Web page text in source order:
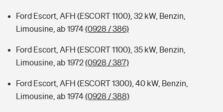
Ford Escort, AFH (ESCORT 1100), 32 kW, Benzin,
Limousine, ab 1974(0928 / 386)
Ford Escort, AFH (ESCORT 1100), 35 kW, Benzin,
Limousine, ab 1972(0928 / 387)
Ford Escort, AFH (ESCORT 1300), 40 kW, Benzin,
Limousine, ab 1974(0928 / 388)